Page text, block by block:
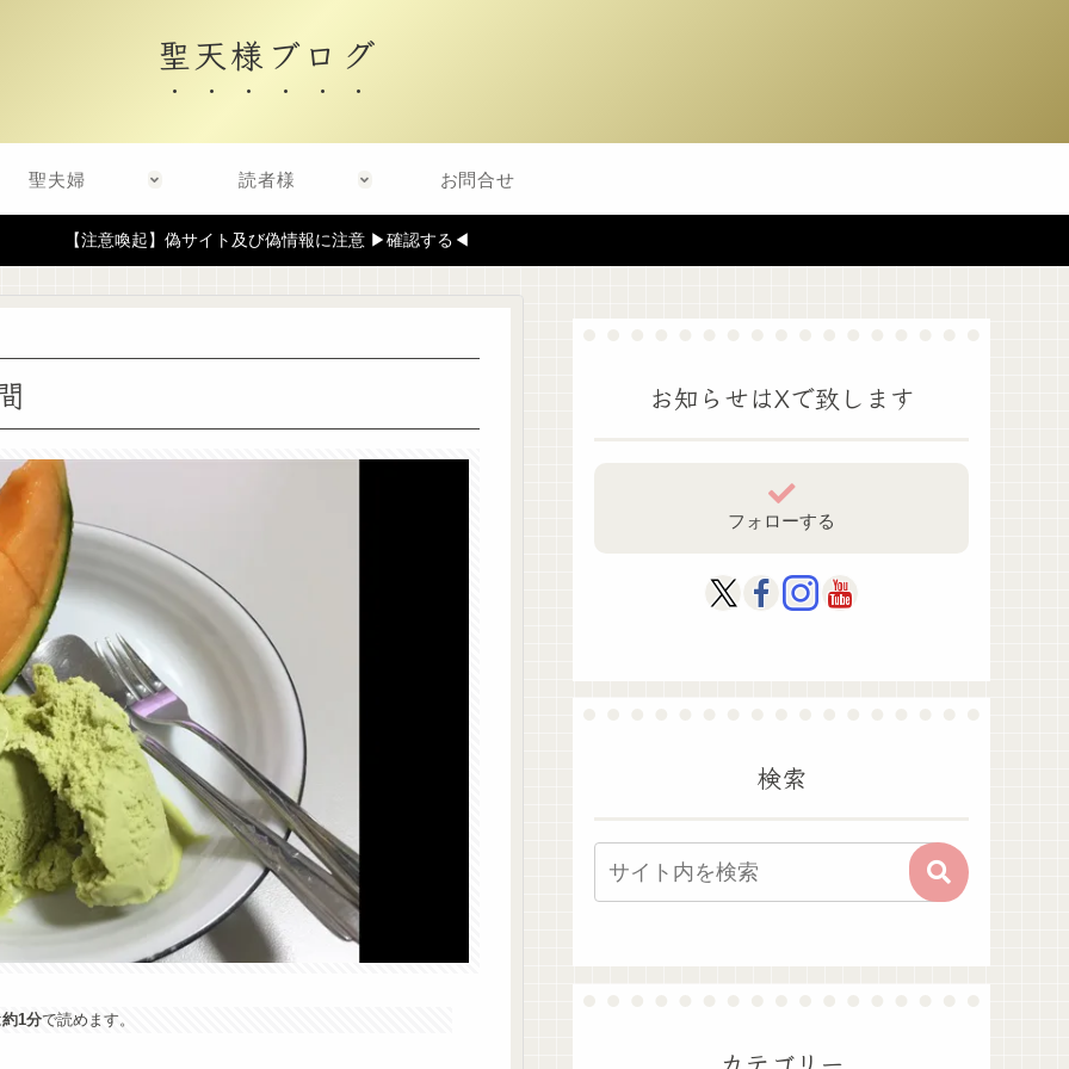
聖天様ブログ
聖夫婦 読者様 お問合せ
【注意喚起】偽サイト及び偽情報に注意 ▶確認する◀
約1分で読めます。
お知らせはXで致します
フォローする
検索